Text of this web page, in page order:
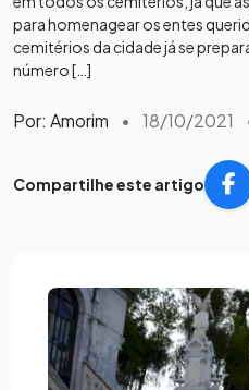
para homenagear os entes
cemitérios da cidade já se
número […]
Por: Amorim • 18/10/2021
Compartilhe este artigo